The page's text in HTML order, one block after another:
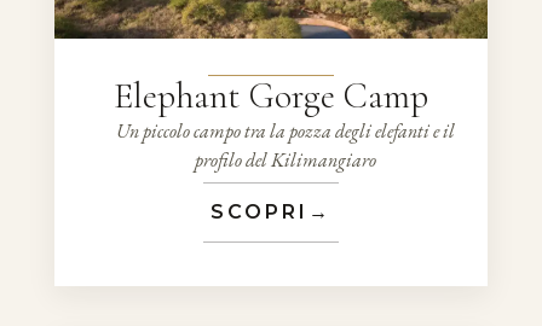
Elephant Gorge Camp
Un piccolo campo tra la pozza degli elefanti e il
profilo del Kilimangiaro
SCOPRI →